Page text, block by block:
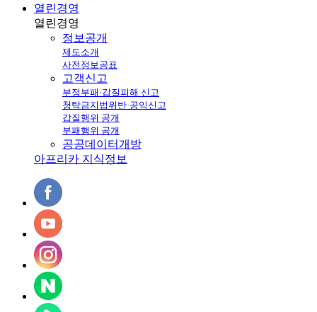
열린경영
열린경영
정보공개
제도소개
사전정보공표
고객신고
부정부패·갑질피해 신고
청탁금지법위반·공익신고
갑질행위 공개
부패행위 공개
공공데이터개방
아프리카 지식정보